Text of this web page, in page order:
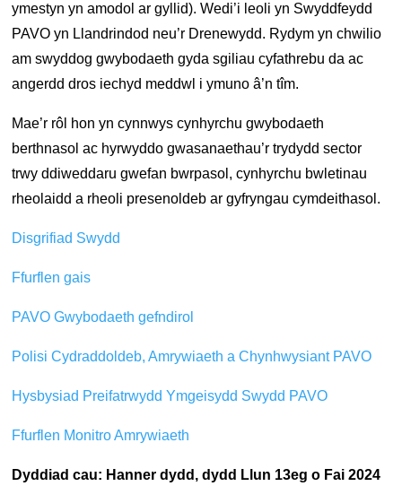
ymestyn yn amodol ar gyllid). Wedi’i leoli yn Swyddfeydd
PAVO yn Llandrindod neu’r Drenewydd. Rydym yn chwilio
am swyddog gwybodaeth gyda sgiliau cyfathrebu da ac
angerdd dros iechyd meddwl i ymuno â’n tîm.
Mae’r rôl hon yn cynnwys cynhyrchu gwybodaeth
berthnasol ac hyrwyddo gwasanaethau’r trydydd sector
trwy ddiweddaru gwefan bwrpasol, cynhyrchu bwletinau
rheolaidd a rheoli presenoldeb ar gyfryngau cymdeithasol.
Disgrifiad Swydd
Ffurflen gais
PAVO Gwybodaeth gefndirol
Polisi Cydraddoldeb, Amrywiaeth a Chynhwysiant PAVO
Hysbysiad Preifatrwydd Ymgeisydd Swydd PAVO
Ffurflen Monitro Amrywiaeth
Dyddiad cau: Hanner dydd, dydd Llun 13eg o Fai 2024